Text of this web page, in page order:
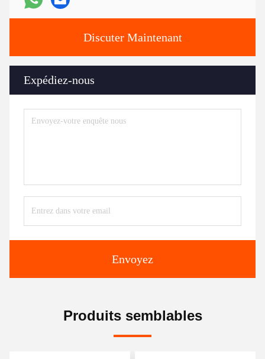
Discuter Maintenant
Expédiez-nous
Envoyez
Produits semblables